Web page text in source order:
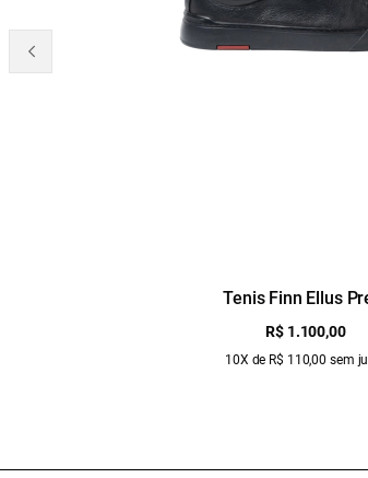
Tenis Finn Ellus
R$ 1.100,00
10X de R$ 110,00 sem